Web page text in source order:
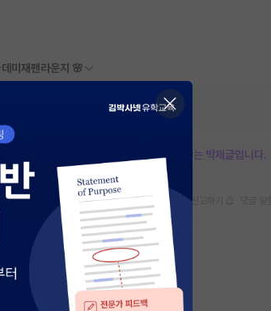
미 재팬라운지 🌸
본문이 수정되지 않는 박제글입니다.
스크랩 신고하기